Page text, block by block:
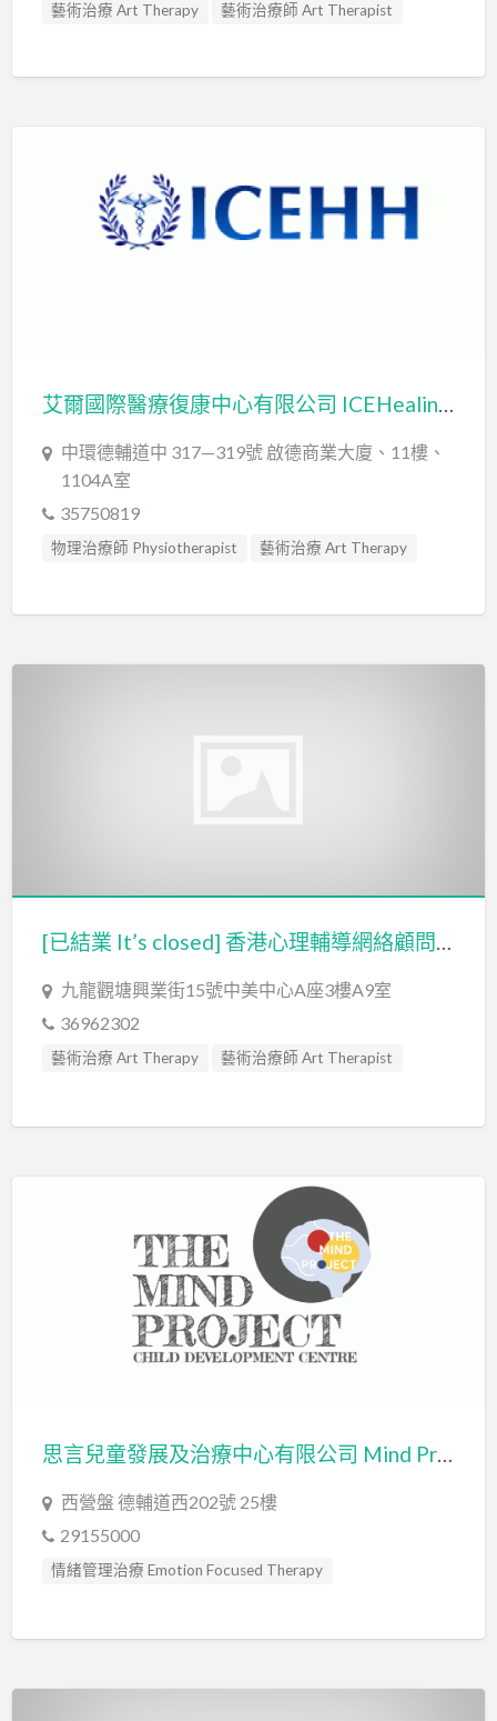
藝術治療 Art Therapy 藝術治療師 Art Therapist
艾爾國際醫療復康中心有限公司 ICEHealing & HealthPro Limited
中環德輔道中 317—319號 啟德商業大廈、11樓、
1104A室
35750819
物理治療師 Physiotherapist 藝術治療 Art Therapy
[已結業 It’s closed] 香港心理輔導網絡顧問公司
九龍觀塘興業街15號中美中心A座3樓A9室
36962302
藝術治療 Art Therapy
藝術治療師 Art Therapist
思言兒童發展及治療中心有限公司 Mind Project Limited
西營盤 德輔道西202號 25樓
29155000
情緒管理治療 Emotion Focused Therapy
言語治療師 Speech Therapist